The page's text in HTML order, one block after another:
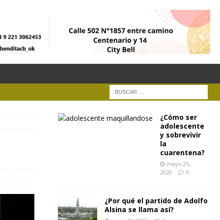
¿Cómo ser
adolescente
y sobrevivir
la
cuarentena?
mayo 25,
2020
0
¿Por qué el partido de Adolfo
Alsina se llama así?